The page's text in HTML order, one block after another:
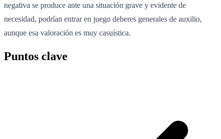
negativa se produce ante una situación grave y evidente de
necesidad, podrían entrar en juego deberes generales de auxilio,
aunque esa valoración es muy casuística.
Puntos clave